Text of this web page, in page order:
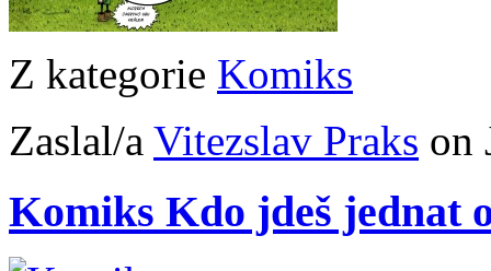
Z kategorie Komiks
Zaslal/a Vitezslav Praks on
Komiks Kdo jdeš jednat